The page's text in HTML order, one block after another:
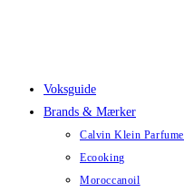
Voksguide
Brands & Mærker
Calvin Klein Parfume
Ecooking
Moroccanoil